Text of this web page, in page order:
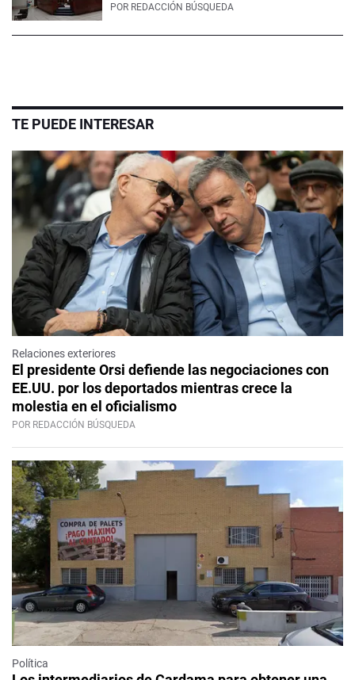
POR REDACCIÓN BÚSQUEDA
TE PUEDE INTERESAR
Relaciones exteriores
El presidente Orsi defiende las negociaciones con
EE.UU. por los deportados mientras crece la
molestia en el oficialismo
POR REDACCIÓN BÚSQUEDA
Política